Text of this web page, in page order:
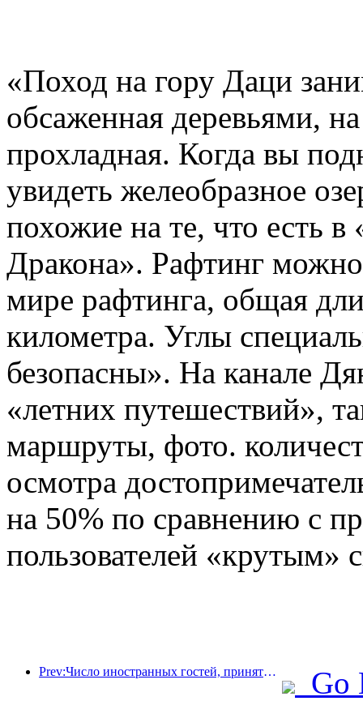
«Поход на гору Даци
обсаженная деревьями,
прохладная. Когда вы
увидеть желеобразное
похожие на те, что есть
Дракона». Рафтинг
мире рафтинга, общая
километра. Углы
безопасны». На канале
«летних путешествий»,
маршруты, фото.
осмотра
на 50% по сравнению с
пользователей «крутым»
Prev:Число иностранных гостей, принятых отелями China Travel Service Hotels на материке, в первом полугодии выросло на 67% по сравнению с аналогичным периодом прошлого года.
Go